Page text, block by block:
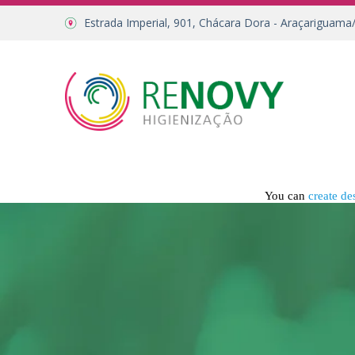
Estrada Imperial, 901, Chácara Dora -
You can create